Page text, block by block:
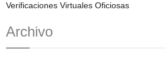
Verificaciones Virtuales Oficiosas
Archivo